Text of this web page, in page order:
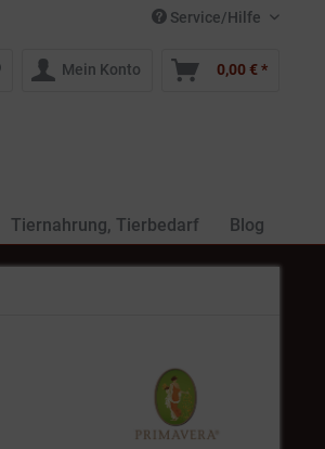
Service/Hilfe
Mein Konto 0,00 € *
Tiernahrung, Tierbedarf Blog